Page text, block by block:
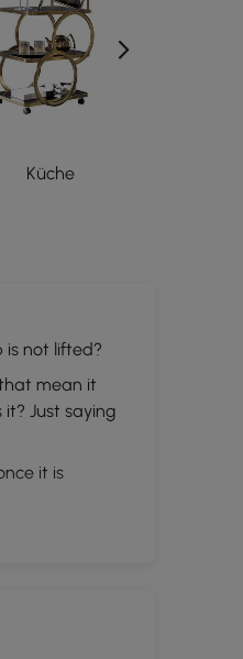
Küche
not lifted?
mean it
Just saying
it is